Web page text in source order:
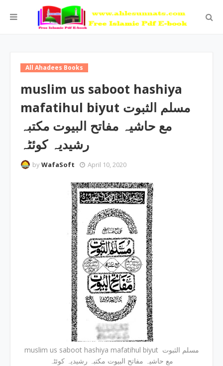
All Ahadees Books
muslim us saboot hashiya
mafatihul biyut مسلم الثبوت
مع حاشیہ مفاتح البیوت مکتبہ
رشیدیہ کوئٹہ
byWafaSoft April 10, 2020
muslim us saboot hashiya mafatihul biyut مسلم الثبوت
مع حاشیہ مفاتح البیوت مکتبہ رشیدیہ کوئٹہ